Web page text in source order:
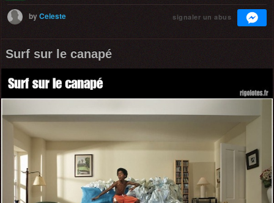
byCeleste signaler un abus
Surf sur le canapé